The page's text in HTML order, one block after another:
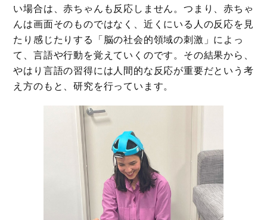
い場合は、赤ちゃんも反応しません。つまり、赤ちゃ
んは画面そのものではなく、近くにいる人の反応を見
たり感じたりする「脳の社会的領域の刺激」によっ
て、言語や行動を覚えていくのです。その結果から、
やはり言語の習得には人間的な反応が重要だという考
え方のもと、研究を行っています。